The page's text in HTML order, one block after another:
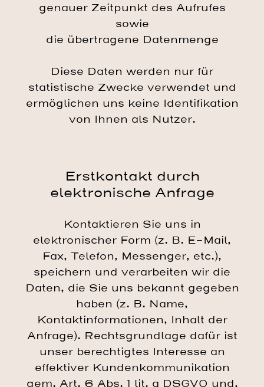
genauer Zeitpunkt des Aufrufes
sowie
die übertragene Datenmenge
Diese Daten werden nur für
statistische Zwecke verwendet und
ermöglichen uns keine Identifikation
von Ihnen als Nutzer.
Erstkontakt durch
elektronische Anfrage
Kontaktieren Sie uns in
elektronischer Form (z. B. E-Mail,
Fax, Telefon, Messenger, etc.),
speichern und verarbeiten wir die
Daten, die Sie uns bekannt gegeben
haben (z. B. Name,
Kontaktinformationen, Inhalt der
Anfrage). Rechtsgrundlage dafür ist
unser berechtigtes Interesse an
effektiver Kundenkommunikation
gem. Art. 6 Abs. 1 lit. a DSGVO und,